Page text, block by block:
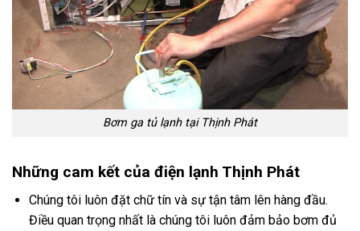
Bơm ga tủ lạnh tại Thịnh Phát
Những cam kết của điện lạnh Thịnh Phát
Chúng tôi luôn đặt chữ tín và sự tận tâm lên hàng đầu.
Điều quan trọng nhất là chúng tôi luôn đảm bảo bơm đủ